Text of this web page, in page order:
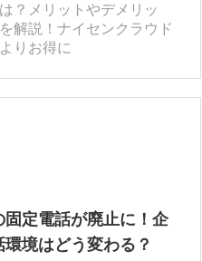
？メリットやデメリッ
解説！ナイセンクラウド
りお得に
固定電話が廃止に！企
境はどう変わる？